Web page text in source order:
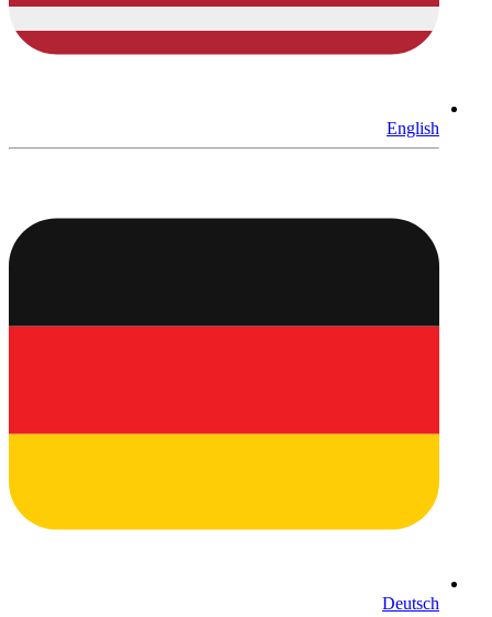
English
Deutsch